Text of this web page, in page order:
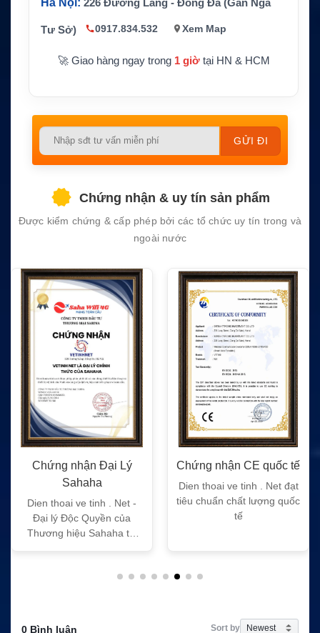
Hà Nội: 226 Đường Láng - Đống Đa (Gần Ngã
Tư Sở) 0917.834.532 Xem Map
🚀 Giao hàng ngay trong 1 giờtại HN & HCM
Please
empty.
Chứng nhận & uy tín sản phẩm
Được kiểm chứng & cấp phép bởi các tổ chức uy tín trong và
ngoài nước
Chứng nhận Đại Lý
Sahaha
Dien thoai ve tinh . Net -
Đại lý Độc Quyền của
Thương hiệu Sahaha tại
Chứng nhận CE quốc tế
Dien thoai ve tinh . Net đạt
tiêu chuẩn chất lượng quốc
tế
0 Bình luận Sort by